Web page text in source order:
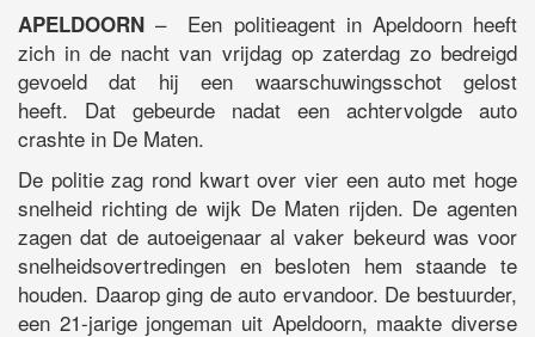
APELDOORN – Een politieagent in Apeldoorn heeft
zich in de nacht van vrijdag op zaterdag zo bedreigd
gevoeld dat hij een waarschuwingsschot gelost
heeft. Dat gebeurde nadat een achtervolgde auto
crashte in De Maten.
De politie zag rond kwart over vier een auto met hoge
snelheid richting de wijk De Maten rijden. De agenten
zagen dat de autoeigenaar al vaker bekeurd was voor
snelheidsovertredingen en besloten hem staande te
houden. Daarop ging de auto ervandoor. De bestuurder,
een 21-jarige jongeman uit Apeldoorn, maakte diverse